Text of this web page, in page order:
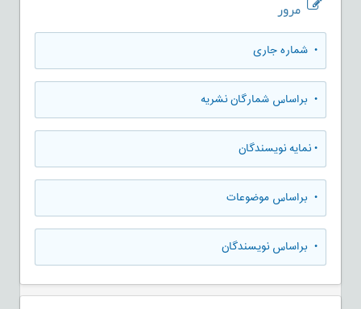
مرور
• شماره جاری
• براساس شمارگان نشریه
•نمایه نویسندگان
• براساس موضوعات
• براساس نویسندگان